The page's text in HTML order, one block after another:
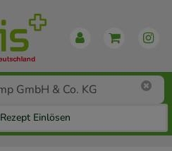
Rezept Einlösen